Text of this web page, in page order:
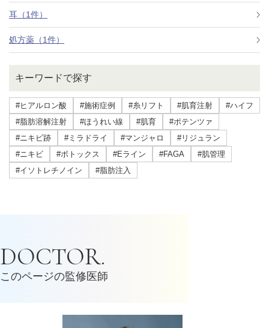
耳（1件）
処方薬（1件）
キーワードで探す
#ヒアルロン酸 #施術症例 #糸リフト #肌育注射
#ハイフ
#脂肪溶解注射
#ほうれい線 #肌育
#ポテンツァ
#ニキビ跡
#ミラドライ #マンジャロ
#リジュラン
#ニキビ
#ボトックス #Eライン #FAGA
#肌管理
#イソトレチノイン
#脂肪注入
DOCTOR.
このページの監修医師